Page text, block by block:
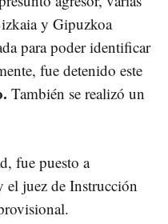
y Gipuzkoa
para poder identificar
fue detenido este
También se realizó un
fue puesto a
juez de Instrucción